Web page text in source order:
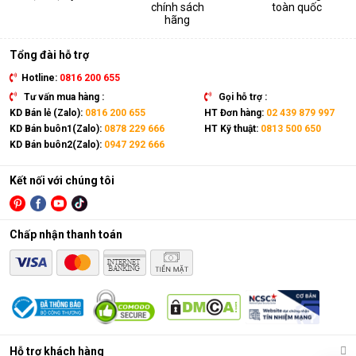
Hỗ trợ sấy khô quần áo, giày dép,... nhanh chóng trong
những ngày mưa ẩm. Ngăn chặn nấm mốc, vi khuẩn, mùi
hôi và chất gây dị ứng bám trên quần áo.
Cách lựa chọn máy hút ẩm gia đình phù hợp
chính sách
hãng
toàn quốc
Tổng đài hỗ trợ
Hotline: 0816 200 655
Tư vấn mua hàng :
KD Bán lẻ (Zalo): 0816 200 655
KD Bán buôn1(Zalo): 0878 229 666
KD Bán buôn2(Zalo): 0947 292 666
Gọi hỗ trợ :
HT Đơn hàng: 02 439 879 997
HT Kỹ thuật: 0813 500 650
Hỗ trợ khách hàng
Kết nối với chúng tôi
Chấp nhận thanh toán